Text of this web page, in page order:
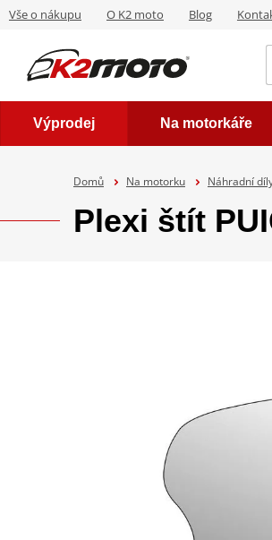
Vše o nákupu O K2 moto Blog
Výprodej Na motorkáře
Domů Na motorku Náhradní
Plexi štít